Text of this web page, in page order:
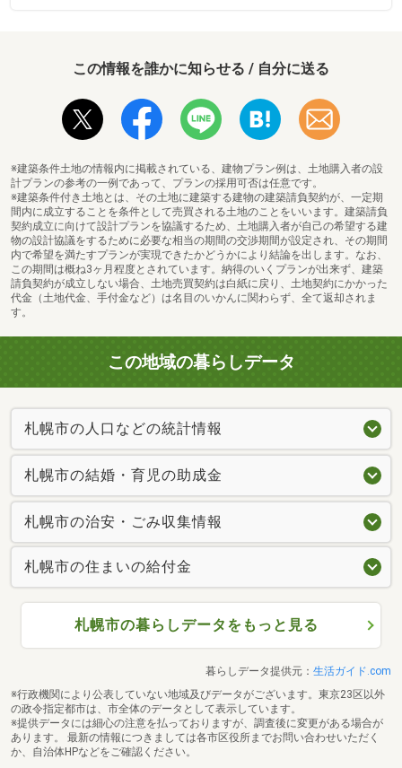
この情報を誰かに知らせる / 自分に送る
※建築条件土地の情報内に掲載されている、建物プラン例は、土地購入者の設
計プランの参考の一例であって、プランの採用可否は任意です。
※建築条件付き土地とは、その土地に建築する建物の建築請負契約が、一定期
間内に成立することを条件として売買される土地のことをいいます。建築請負
契約成立に向けて設計プランを協議するため、土地購入者が自己の希望する建
物の設計協議をするために必要な相当の期間の交渉期間が設定され、その期間
内で希望を満たすプランが実現できたかどうかにより結論を出します。なお、
この期間は概ね3ヶ月程度とされています。納得のいくプランが出来ず、建築
請負契約が成立しない場合、土地売買契約は白紙に戻り、土地契約にかかった
代金（土地代金、手付金など）は名目のいかんに関わらず、全て返却されま
す。
この地域の暮らしデータ
札幌市の人口などの統計情報
札幌市の結婚・育児の助成金
札幌市の治安・ごみ収集情報
札幌市の住まいの給付金
札幌市の暮らしデータをもっと見る
暮らしデータ提供元： 生活ガイド.com
※行政機関により公表していない地域及びデータがございます。東京23区以外
の政令指定都市は、市全体のデータとして表示しています。
※提供データには細心の注意を払っておりますが、調査後に変更がある場合が
あります。 最新の情報につきましては各市区役所までお問い合わせいただく
か、自治体HPなどをご確認ください。